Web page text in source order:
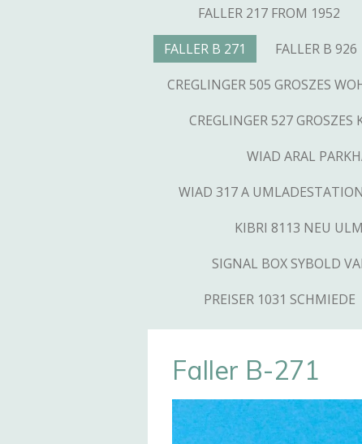
FALLER 217 FROM 1952
FALLER B 271
FALLER B 926
CREGLINGER 505 GROSZES
CREGLINGER 527 GROSZES
WIAD ARAL
WIAD 317 A UMLADESTATION
KIBRI 8113 NEU ULM
SIGNAL BOX SYBOLD
PREISER 1031 SCHMIEDE
Faller B-271